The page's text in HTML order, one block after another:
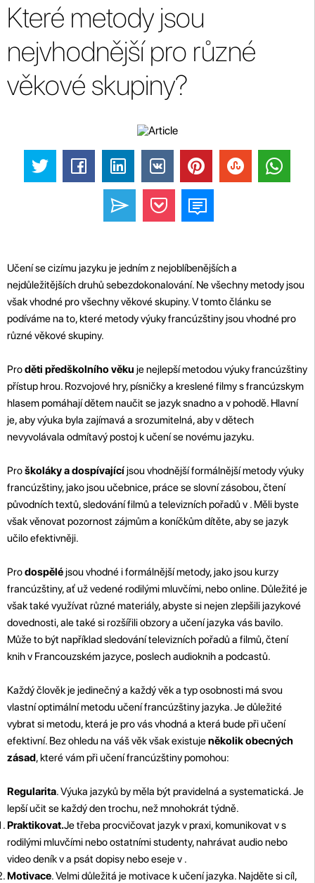
Které metody jsou
nejvhodnější pro různé
věkové skupiny?
Učení se cizímu jazyku je jedním z nejoblíbenějších a
nejdůležitějších druhů sebezdokonalování. Ne všechny metody jsou
však vhodné pro všechny věkové skupiny. V tomto článku se
podíváme na to, které metody výuky francúzštiny jsou vhodné pro
různé věkové skupiny.
Proděti předškolního věku je nejlepší metodou výuky francúzštiny
přístup hrou. Rozvojové hry, písničky a kreslené filmy s francúzskym
hlasem pomáhají dětem naučit se jazyk snadno a v pohodě. Hlavní
je, aby výuka byla zajímavá a srozumitelná, aby v dětech
nevyvolávala odmítavý postoj k učení se novému jazyku.
Proškoláky a dospívajícíjsou vhodnější formálnější metody výuky
francúzštiny, jako jsou učebnice, práce se slovní zásobou, čtení
původních textů, sledování filmů a televizních pořadů v . Měli byste
však věnovat pozornost zájmům a koníčkům dítěte, aby se jazyk
učilo efektivněji.
Prodospěléjsou vhodné i formálnější metody, jako jsou kurzy
francúzštiny, ať už vedené rodilými mluvčími, nebo online. Důležité je
však také využívat různé materiály, abyste si nejen zlepšili jazykové
dovednosti, ale také si rozšířili obzory a učení jazyka vás bavilo.
Může to být například sledování televizních pořadů a filmů, čtení
knih v Francouzském jazyce, poslech audioknih a podcastů.
Každý člověk je jedinečný a každý věk a typ osobnosti má svou
vlastní optimální metodu učení francúzštiny jazyka. Je důležité
vybrat si metodu, která je pro vás vhodná a která bude při učení
efektivní. Bez ohledu na váš věk však existujeněkolik obecných
zásad, které vám při učení francúzštiny pomohou:
Regularita. Výuka jazyků by měla být pravidelná a systematická. Je
lepší učit se každý den trochu, než mnohokrát týdně.
Praktikovat.Je třeba procvičovat jazyk v praxi, komunikovat v s
rodilými mluvčími nebo ostatními studenty, nahrávat audio nebo
video deník v a psát dopisy nebo eseje v .
Motivace. Velmi důležitá je motivace k učení jazyka. Najděte si cíl,